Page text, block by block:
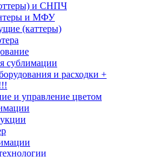
и СНПЧ
и МФУ
(каттеры)
сублимации
и расходки +
и управление цветом